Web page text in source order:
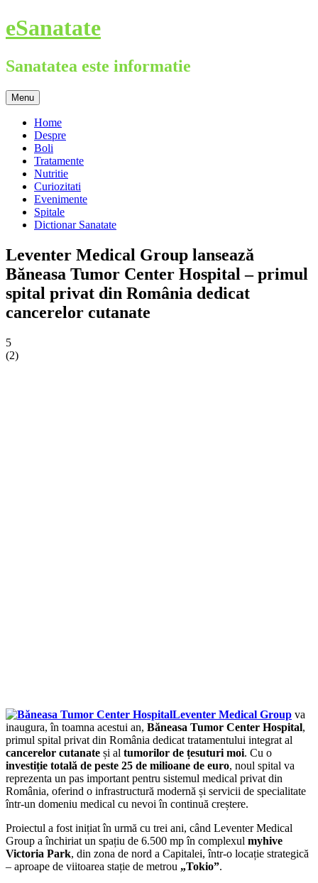
Skip
to
eSanatate
Sanatatea este informatie
Menu
Home
Despre
Boli
Tratamente
Nutritie
Curiozitati
Evenimente
Spitale
Dictionar Sanatate
Leventer Medical Group lansează
Băneasa Tumor Center Hospital – primul
spital privat din România dedicat
cancerelor cutanate
5
(2)
Leventer Medical Group va
inaugura, în toamna acestui an, Băneasa Tumor Center Hospital,
primul spital privat din România dedicat tratamentului integrat al
cancerelor cutanate și al tumorilor de țesuturi moi. Cu o
investiție totală de peste 25 de milioane de euro, noul spital va
reprezenta un pas important pentru sistemul medical privat din
România, oferind o infrastructură modernă și servicii de specialitate
într-un domeniu medical cu nevoi în continuă creștere.
Proiectul a fost inițiat în urmă cu trei ani, când Leventer Medical
Group a închiriat un spațiu de 6.500 mp în complexul myhive
Victoria Park, din zona de nord a Capitalei, într-o locație strategică
– aproape de viitoarea stație de metrou „Tokio”.